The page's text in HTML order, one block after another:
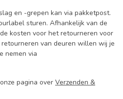
en -grepen kan via pakketpost.
sturen. Afhankelijk van de
kosten voor het retourneren voor
van deuren willen wij je
nemen via
pagina over Verzenden &